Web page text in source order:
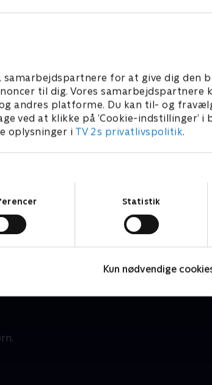
for at give dig den
til dig. Vores samarbejdspartnere
andres platforme. Du kan til- og
ved at klikke på ’Cookie-indstillinger’ i
oplysninger i TV 2s privatlivspolitik.
Statistik
Kun nødvendige
bjørnen